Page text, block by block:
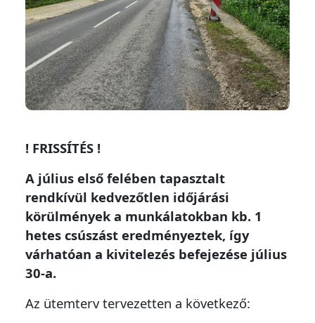
! FRISSÍTÉS !
A július első felében tapasztalt
rendkívül kedvezőtlen időjárási
körülmények a munkálatokban kb. 1
hetes csúszást eredményeztek, így
várhatóan a kivitelezés befejezése július
30-a.
Az ütemterv tervezetten a következő: